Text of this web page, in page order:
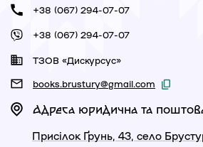
+38 (067) 294-07-07
+38 (067) 294-07-07
ТЗОВ «Дискурсус»
books.brustury@gmail.com
Адреса юридична та
Присілок Ґрунь, 43, село